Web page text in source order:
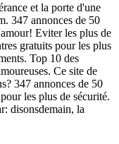
et la porte d'une
347 annonces de 50
Eviter les plus de
gratuits pour les plus
Top 10 des
Ce site de
347 annonces de 50
les plus de sécurité.
disonsdemain, la